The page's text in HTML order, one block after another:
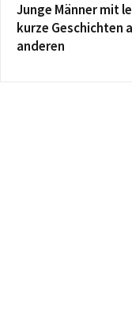
Junge Männer mit
kurze Geschichten
anderen